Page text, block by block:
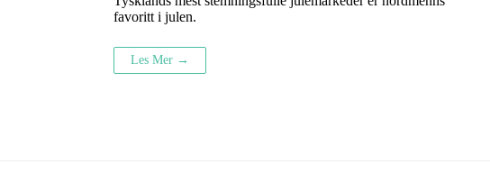
favoritt i julen.
Les Mer